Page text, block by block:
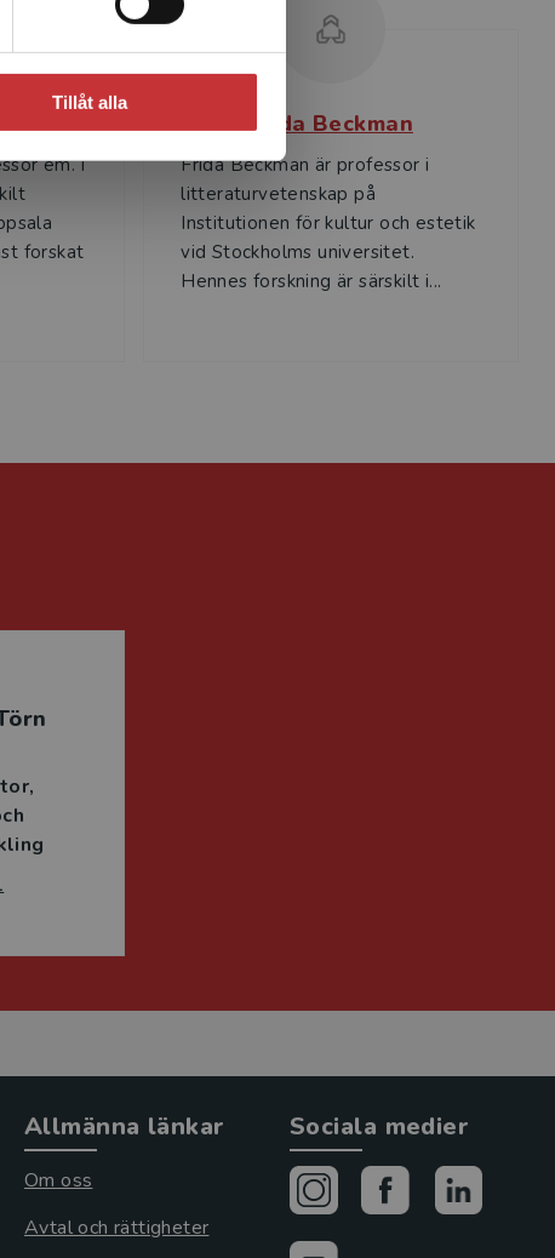
Tillåt alla
em. i
forskat
Frida Beckman
Frida Beckman är professor i
litteraturvetenskap på
Institutionen för kultur och estetik
vid Stockholms universitet.
Hennes forskning är särskilt i...
Allmänna länkar
Om oss
Avtal och rättigheter
Sociala medier